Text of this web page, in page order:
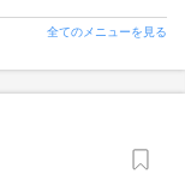
全てのメニューを見る